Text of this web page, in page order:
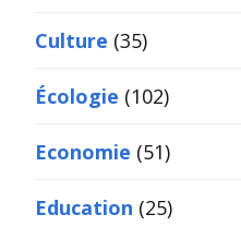
Culture (35)
Écologie (102)
Economie (51)
Education (25)